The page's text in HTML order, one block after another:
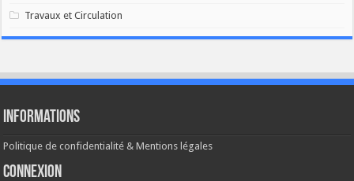
Travaux et Circulation
Informations
Politique de confidentialité & Mentions légales
Connexion